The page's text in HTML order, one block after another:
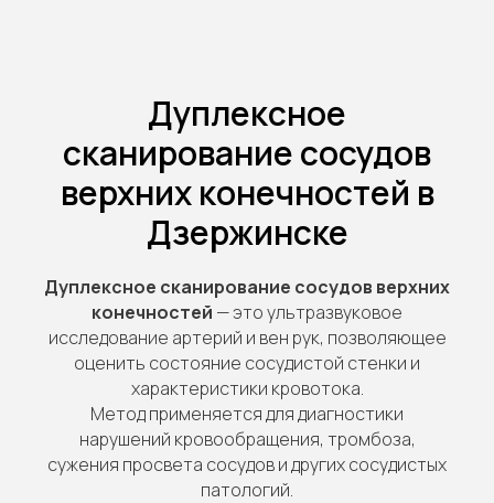
Дуплексное
сканирование сосудов
верхних конечностей в
Дзержинске
Дуплексное сканирование сосудов верхних
конечностей — это ультразвуковое
исследование артерий и вен рук, позволяющее
оценить состояние сосудистой стенки и
характеристики кровотока.
Метод применяется для диагностики
нарушений кровообращения, тромбоза,
сужения просвета сосудов и других сосудистых
патологий.